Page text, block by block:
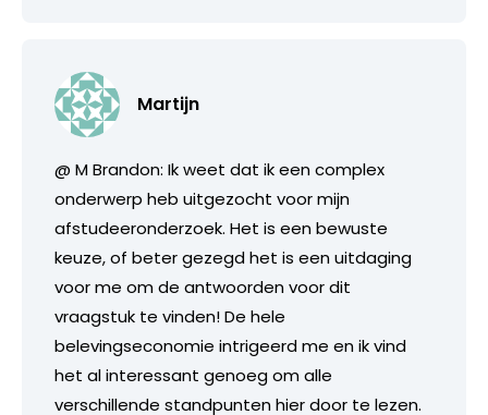
Martijn
@ M Brandon: Ik weet dat ik een complex
onderwerp heb uitgezocht voor mijn
afstudeeronderzoek. Het is een bewuste
keuze, of beter gezegd het is een uitdaging
voor me om de antwoorden voor dit
vraagstuk te vinden! De hele
belevingseconomie intrigeerd me en ik vind
het al interessant genoeg om alle
verschillende standpunten hier door te lezen.